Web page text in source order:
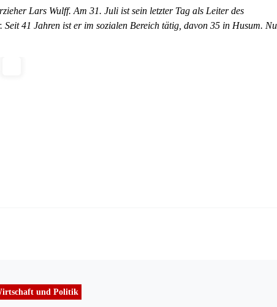
Lars Wulff. Am 31. Juli ist sein letzter Tag als Leiter des
41 Jahren ist er im sozialen Bereich tätig, davon 35 in Husum.
und Politik